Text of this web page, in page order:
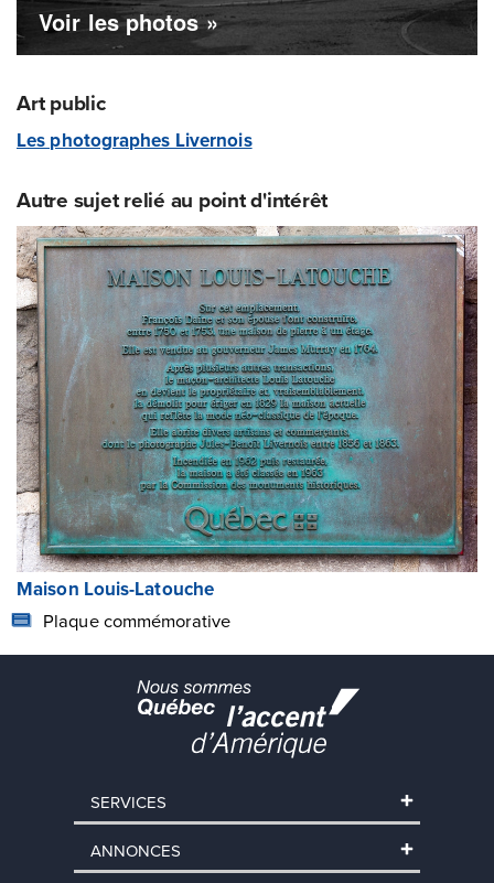
Voir les photos »
Art public
Les photographes Livernois
Autre sujet relié au point d'intérêt
Maison Louis-Latouche
Plaque commémorative
SERVICES
ANNONCES